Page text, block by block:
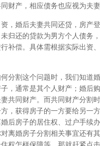
财产，相应债务也应视为夫妻
，婚后夫妻共同还贷，房产
归还的贷款为男方个人债务
补偿。具体需根据实际出资
分割这个问题时，我们知道
，通常是其个人财产；婚后
共同财产。而共同财产分割
，获得房子的一方要给另一
后房子的居住权、过户手续
离婚房子分割相关事宜还有